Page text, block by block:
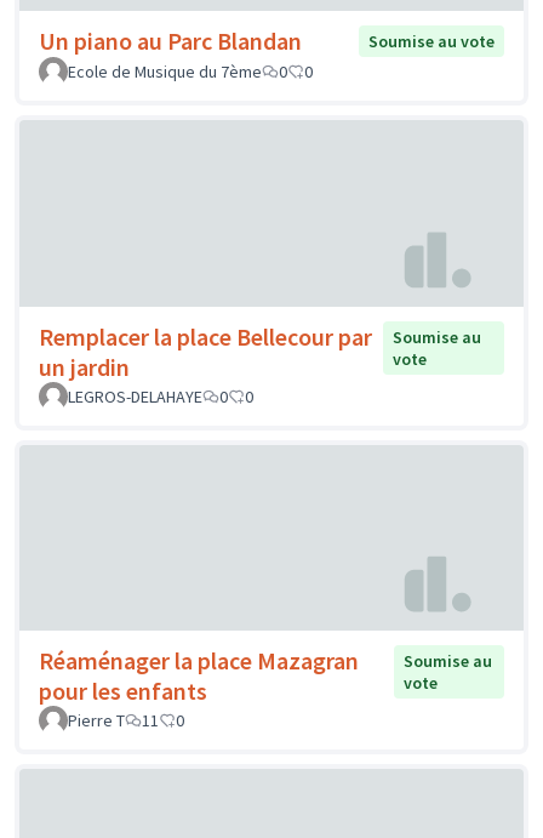
Un piano au Parc Blandan
Soumise au vote
Ecole de Musique du 7ème
0 0
Remplacer la place Bellecour par
un jardin
Soumise au
vote
LEGROS-DELAHAYE
0 0
Réaménager la place Mazagran
pour les enfants
Soumise au
vote
Pierre T
11 0